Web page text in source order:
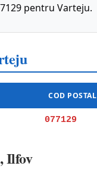
pentru Varteju.
COD POSTAL
077129
Ilfov